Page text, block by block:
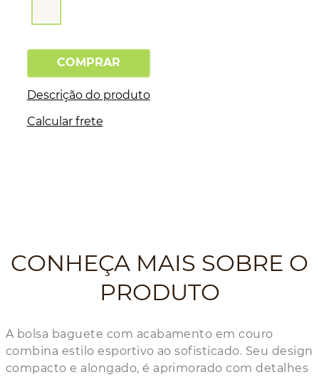
COMPRAR
Descrição do produto
Calcular frete
CONHEÇA MAIS SOBRE O
PRODUTO
A bolsa baguete com acabamento em couro
combina estilo esportivo ao sofisticado. Seu design
compacto e alongado, é aprimorado com detalhes